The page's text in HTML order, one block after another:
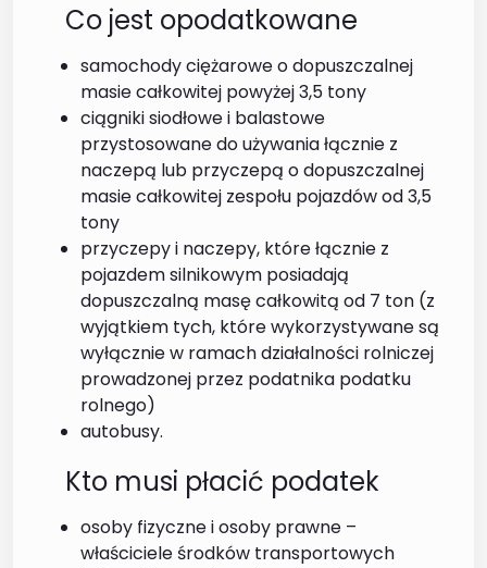
Co jest opodatkowane
samochody ciężarowe o dopuszczalnej
masie całkowitej powyżej 3,5 tony
ciągniki siodłowe i balastowe
przystosowane do używania łącznie z
naczepą lub przyczepą o dopuszczalnej
masie całkowitej zespołu pojazdów od 3,5
tony
przyczepy i naczepy, które łącznie z
pojazdem silnikowym posiadają
dopuszczalną masę całkowitą od 7 ton (z
wyjątkiem tych, które wykorzystywane są
wyłącznie w ramach działalności rolniczej
prowadzonej przez podatnika podatku
rolnego)
autobusy.
Kto musi płacić podatek
osoby fizyczne i osoby prawne –
właściciele środków transportowych